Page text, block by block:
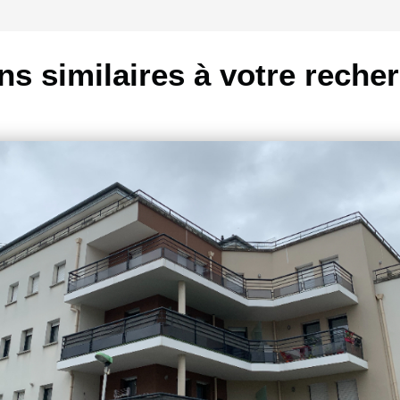
similaires à votre